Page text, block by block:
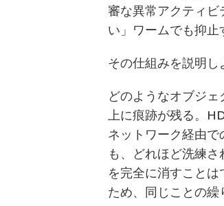
審な異常アクティ
い」ワームでも抑止
その仕組みを説明し
どのようなオブジ
上に痕跡が残る。
ネットワーク経由
も、どれほど洗練
を完全に消すこと
ため、同じことの繰